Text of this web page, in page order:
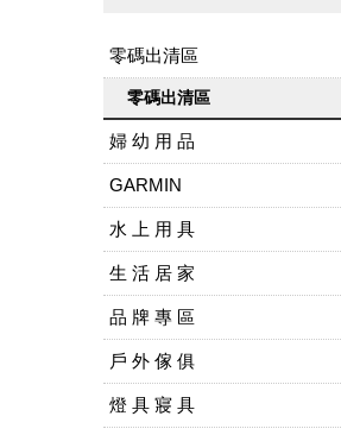
零碼出清區
零碼出清區
婦 幼 用 品
GARMIN
水 上 用 具
生 活 居 家
品 牌 專 區
戶 外 傢 俱
燈 具 寢 具